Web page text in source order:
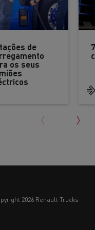
de
os seus
2026 Renault Trucks